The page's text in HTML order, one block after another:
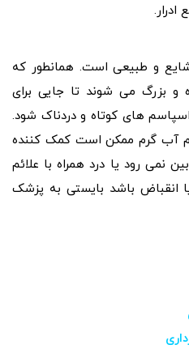
ادرار.
شایع و طبیعی است. همانطور که
و بزرگ می شوند تا جایی برای
های کوتاه و دردناک شود.
آب گرم ممکن است کمک کننده
نمی رود یا درد همراه با علائم
یا انقباض باشد بایستی به پزشک